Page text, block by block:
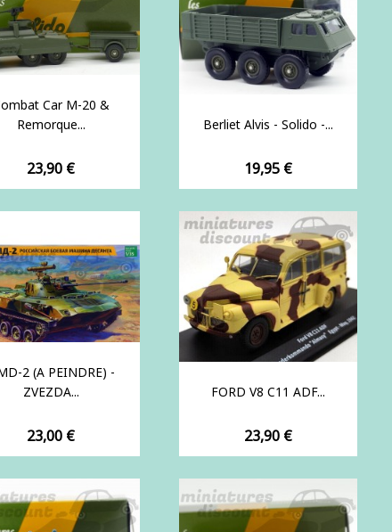
Car M-20 &
Remorque...
Prix
23,90 €
Berliet Alvis - Solido -...
Prix
19,95 €
2 (A PEINDRE) -
ZVEZDA...
Prix
23,00 €
FORD V8 C11 ADF...
Prix
23,90 €